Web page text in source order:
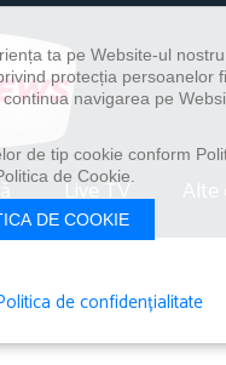
Live TV
ta pe Website-ul
protecția persoanelor
navigarea pe
de tip cookie conform
de Cookie.
DE COOKIE
de confidențialitate